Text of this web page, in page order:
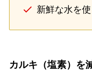
新鮮な水を使
カルキ（塩素）を